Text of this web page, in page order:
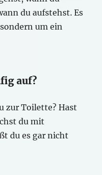
du aufstehst. Es
um ein
auf?
zur Toilette? Hast
du mit
du es gar nicht